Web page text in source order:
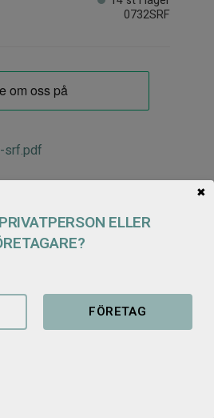
0732SRF
srf.pdf
redskap med ett annat fäste än
ELLER
FÖRETAG
✖